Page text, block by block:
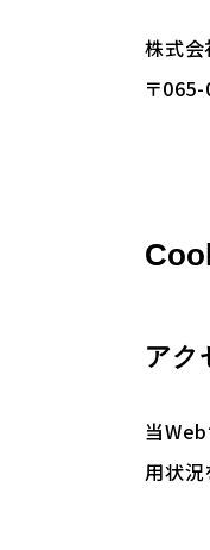
株式会
〒
アク
当Web
用状況